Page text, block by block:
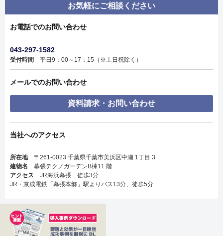
お気軽にご相談ください
お電話でのお問い合わせ
043-297-1582
受付時間 平日9：00～17：15（※土日祝除く）
メールでのお問い合わせ
資料請求・お問い合わせ
当社へのアクセス
所在地〒261-0023 千葉県千葉市美浜区中瀬 1丁目 3
建物名 幕張テクノガーデンB棟11 階
アクセス JR海浜幕張 徒歩3分
JR・京成電鉄「幕張本郷」駅よりバス13分、徒歩5分